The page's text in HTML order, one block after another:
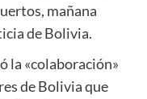
mañana
de Bolivia.
la «colaboración»
de Bolivia que